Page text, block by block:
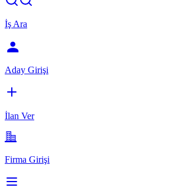
İş Ara
Aday Girişi
İlan Ver
Firma Girişi